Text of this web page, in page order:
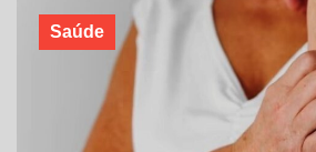
Saúde